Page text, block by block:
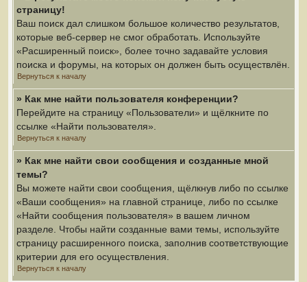
страницу!
Ваш поиск дал слишком большое количество результатов,
которые веб-сервер не смог обработать. Используйте
«Расширенный поиск», более точно задавайте условия
поиска и форумы, на которых он должен быть осуществлён.
Вернуться к началу
» Как мне найти пользователя конференции?
Перейдите на страницу «Пользователи» и щёлкните по
ссылке «Найти пользователя».
Вернуться к началу
» Как мне найти свои сообщения и созданные мной
темы?
Вы можете найти свои сообщения, щёлкнув либо по ссылке
«Ваши сообщения» на главной странице, либо по ссылке
«Найти сообщения пользователя» в вашем личном
разделе. Чтобы найти созданные вами темы, используйте
страницу расширенного поиска, заполнив соответствующие
критерии для его осуществления.
Вернуться к началу